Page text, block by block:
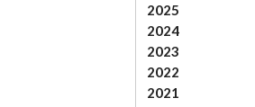
2025
2024
2023
2022
2021